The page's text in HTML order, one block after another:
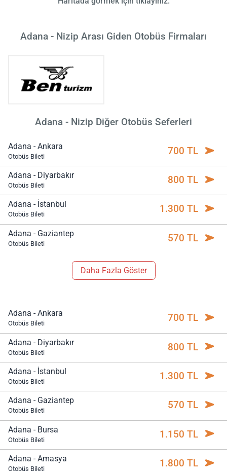
Adana - Nizip Arası Giden Otobüs Firmaları
Adana - Nizip Diğer Otobüs Seferleri
Adana - Ankara
Otobüs Bileti 700 TL
Adana - Diyarbakır
Otobüs Bileti 800 TL
Adana - İstanbul
Otobüs Bileti 1.300 TL
Adana - Gaziantep
Otobüs Bileti 570 TL
Daha Fazla Göster
Adana - Ankara
Otobüs Bileti 700 TL
Adana - Diyarbakır
Otobüs Bileti 800 TL
Adana - İstanbul
Otobüs Bileti 1.300 TL
Adana - Gaziantep
Otobüs Bileti 570 TL
Adana - Bursa
Otobüs Bileti 1.150 TL
Adana - Amasya
Otobüs Bileti 1.800 TL